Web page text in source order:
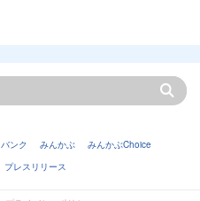
バンク みんかぶ
みんかぶChoice
プレスリリース